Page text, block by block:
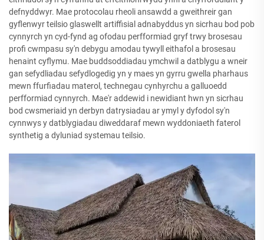
defnyddwyr. Mae protocolau rheoli ansawdd a gweithreir gan
gyflenwyr teilsio glaswellt artiffisial adnabyddus yn sicrhau bod pob
cynnyrch yn cyd-fynd ag ofodau perfformiad gryf trwy brosesau
profi cwmpasu sy'n debygu amodau tywyll eithafol a brosesau
henaint cyflymu. Mae buddsoddiadau ymchwil a datblygu a wneir
gan sefydliadau sefydlogedig yn y maes yn gyrru gwella pharhaus
mewn ffurfiadau materol, technegau cynhyrchu a galluoedd
perfformiad cynnyrch. Mae'r addewid i newidiant hwn yn sicrhau
bod cwsmeriaid yn derbyn datrysiadau ar ymyl y dyfodol sy'n
cynnwys y datblygiadau diweddaraf mewn wyddoniaeth faterol
synthetig a dyluniad systemau teilsio.